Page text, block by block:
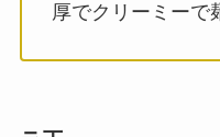
厚でクリーミーで